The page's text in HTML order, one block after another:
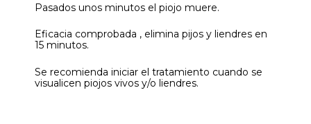
Pasados unos minutos el piojo muere.
Eficacia comprobada , elimina pijos y liendres en
15 minutos.
Se recomienda iniciar el tratamiento cuando se
visualicen piojos vivos y/o liendres.